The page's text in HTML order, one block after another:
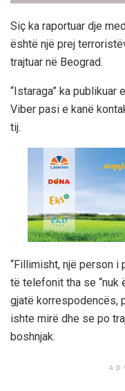
Siç ka raportuar dje
është një prej
trajtuar në Beograd.
“Istaraga” ka publikuar
Viber pasi e kanë
tij.
“Fillimisht, një person i
të telefonit tha se “nuk
gjatë korrespodencës,
ishte mirë dhe se po
boshnjak.